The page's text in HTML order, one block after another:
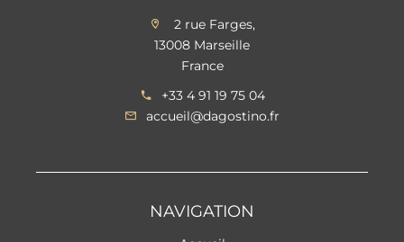
2 rue Farges,
13008 Marseille
France
+33 4 91 19 75 04
accueil@dagostino.fr
NAVIGATION